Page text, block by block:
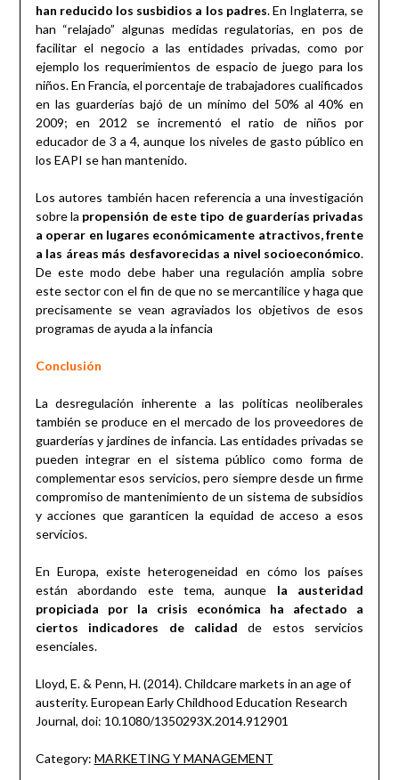
han reducido los susbidios a los padres. En Inglaterra, se
han “relajado” algunas medidas regulatorias, en pos de
facilitar el negocio a las entidades privadas, como por
ejemplo los requerimientos de espacio de juego para los
niños. En Francia, el porcentaje de trabajadores cualificados
en las guarderías bajó de un mínimo del 50% al 40% en
2009; en 2012 se incrementó el ratio de niños por
educador de 3 a 4, aunque los niveles de gasto público en
los EAPI se han mantenido.
Los autores también hacen referencia a una investigación
sobre la propensión de este tipo de guarderías privadas
a operar en lugares económicamente atractivos, frente
a las áreas más desfavorecidas a nivel socioeconómico.
De este modo debe haber una regulación amplia sobre
este sector con el fin de que no se mercantilice y haga que
precisamente se vean agraviados los objetivos de esos
programas de ayuda a la infancia
Conclusión
La desregulación inherente a las políticas neoliberales
también se produce en el mercado de los proveedores de
guarderías y jardines de infancia. Las entidades privadas se
pueden integrar en el sistema público como forma de
complementar esos servicios, pero siempre desde un firme
compromiso de mantenimiento de un sistema de subsidios
y acciones que garanticen la equidad de acceso a esos
servicios.
En Europa, existe heterogeneidad en cómo los países
están abordando este tema, aunque la austeridad
propiciada por la crisis económica ha afectado a
ciertos indicadores de calidad de estos servicios
esenciales.
Lloyd, E. & Penn, H. (2014). Childcare markets in an age of
austerity. European Early Childhood Education Research
Journal, doi: 10.1080/1350293X.2014.912901
Category: MARKETING Y MANAGEMENT